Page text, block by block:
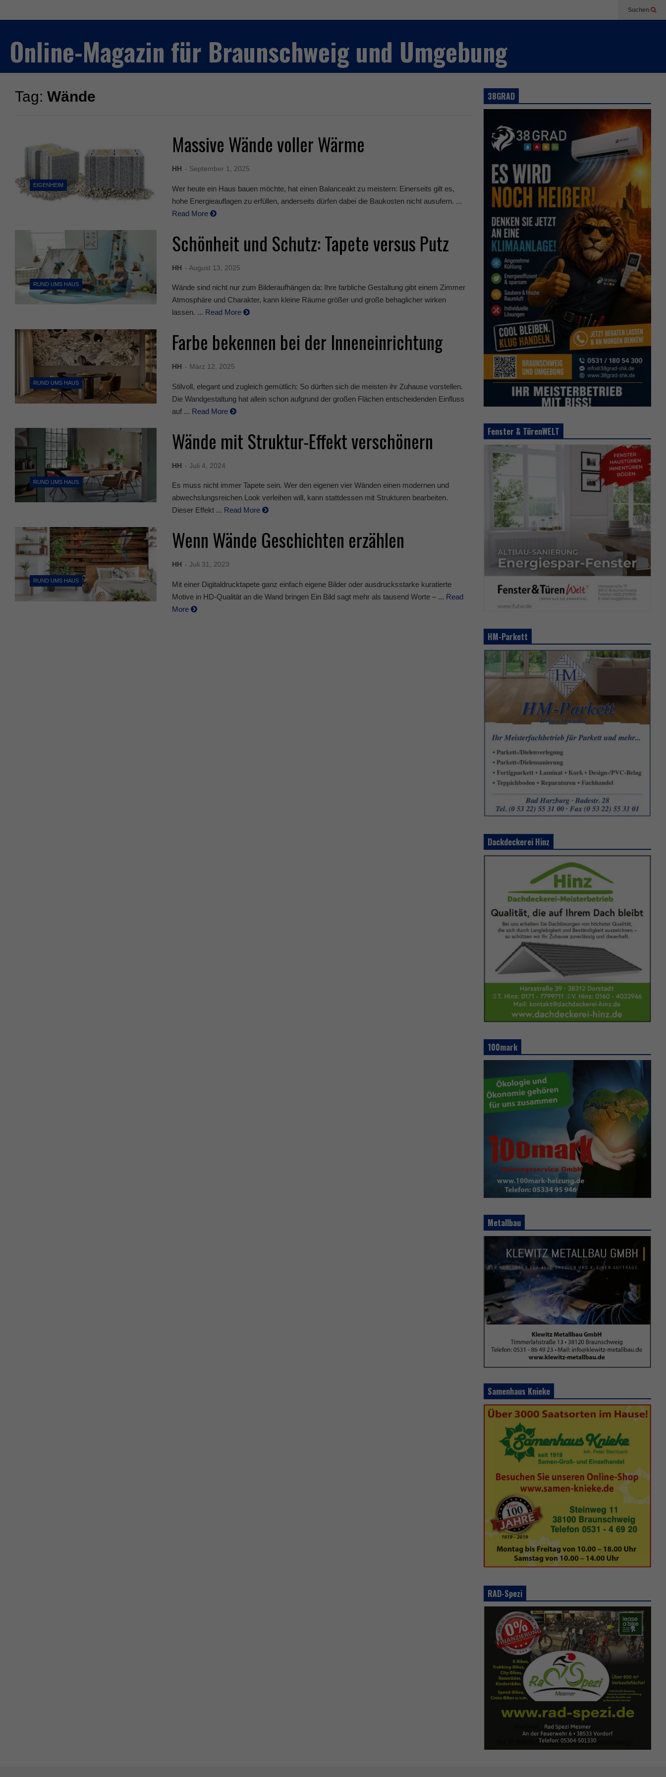
Suchen
Online-Magazin für Braunschweig und Umgebung
Tag: Wände
EIGENHEIM
Massive Wände voller Wärme
HH - September 1, 2025
Wer heute ein Haus bauen möchte, hat einen Balanceakt zu meistern: Einerseits gilt es,
hohe Energieauflagen zu erfüllen, anderseits dürfen dabei die Baukosten nicht ausufern. ...
Read More
RUND UMS HAUS
Schönheit und Schutz: Tapete versus Putz
HH - August 13, 2025
Wände sind nicht nur zum Bilderaufhängen da: Ihre farbliche Gestaltung gibt einem Zimmer
Atmosphäre und Charakter, kann kleine Räume größer und große behaglicher wirken
lassen. ... Read More
RUND UMS HAUS
Farbe bekennen bei der Inneneinrichtung
HH - März 12, 2025
Stilvoll, elegant und zugleich gemütlich: So dürften sich die meisten ihr Zuhause vorstellen.
Die Wandgestaltung hat allein schon aufgrund der großen Flächen entscheidenden Einfluss
auf ... Read More
RUND UMS HAUS
Wände mit Struktur-Effekt verschönern
HH - Juli 4, 2024
Es muss nicht immer Tapete sein. Wer den eigenen vier Wänden einen modernen und
abwechslungsreichen Look verleihen will, kann stattdessen mit Strukturen bearbeiten.
Dieser Effekt ... Read More
RUND UMS HAUS
Wenn Wände Geschichten erzählen
HH - Juli 31, 2023
Mit einer Digitaldrucktapete ganz einfach eigene Bilder oder ausdrucksstarke kuratierte
Motive in HD-Qualität an die Wand bringen Ein Bild sagt mehr als tausend Worte – ... Read
More
38GRAD
Fenster & TürenWELT
HM-Parkett
Dackdeckerei Hinz
100mark
Metallbau
Samenhaus Knieke
RAD-Spezi